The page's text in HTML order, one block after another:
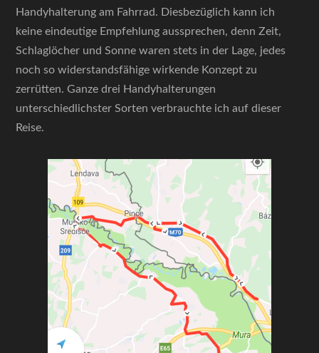
Handyhalterung am Fahrrad. Diesbezüglich kann ich
keine eindeutige Empfehlung aussprechen, denn Zeit,
Schlaglöcher und Sonne waren stets in der Lage, jedes
noch so widerstandsfähige wirkende Konzept zu
zerrütten. Ganze drei Handyhalterungen
unterschiedlichster Sorten verbrauchte ich auf dieser
Reise.